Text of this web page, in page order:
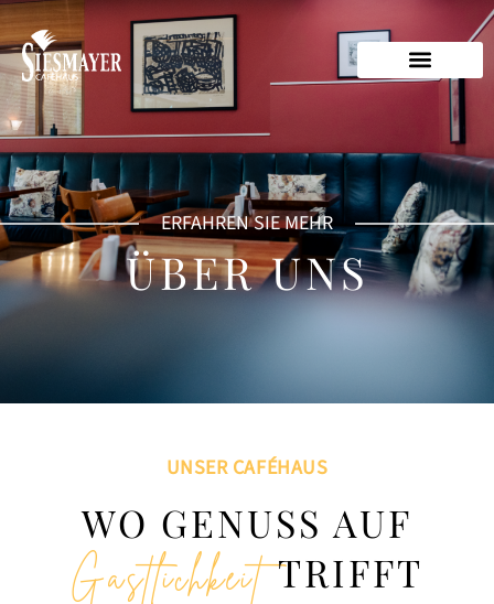
ERFAHREN SIE MEHR
ÜBER UNS
UNSER CAFÉHAUS
WO GENUSS AUF
GastlichkeitTRIFFT